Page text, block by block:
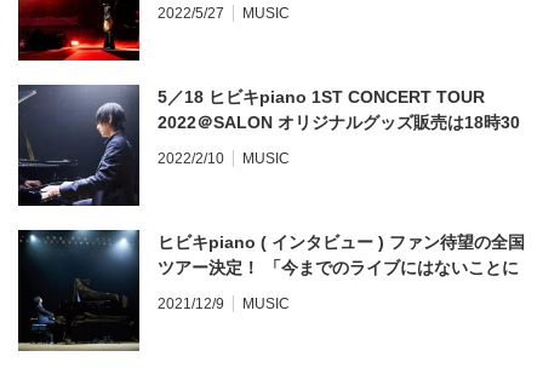
2022/5/27 MUSIC
5／18 ヒビキpiano 1ST CONCERT TOUR
2022＠SALON オリジナルグッズ販売は18時30
2022/2/10 MUSIC
ヒビキpiano ( インタビュー ) ファン待望の全国
ツアー決定！ 「今までのライブにはないことに
挑戦していきたい」
2021/12/9 MUSIC